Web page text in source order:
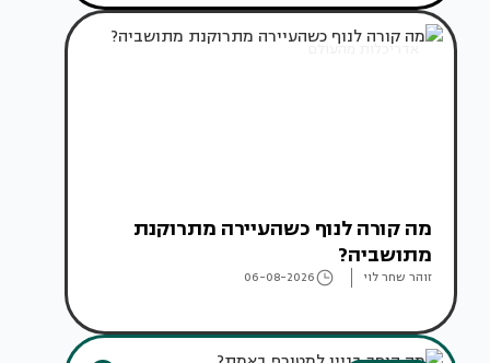
אדריכלות מהעולם
מה קורה לנוף כשהעיירה מתרוקנת
מתושביה?
זוהר שחר לוי 06-08-2026